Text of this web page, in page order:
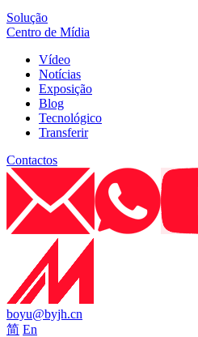
Solução
Centro de Mídia
Vídeo
Notícias
Exposição
Blog
Tecnológico
Transferir
Contactos
boyu@byjh.cn
简 En